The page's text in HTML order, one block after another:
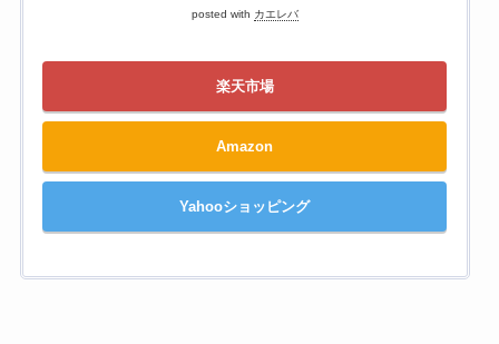
posted with カエレバ
楽天市場
Amazon
Yahooショッピング